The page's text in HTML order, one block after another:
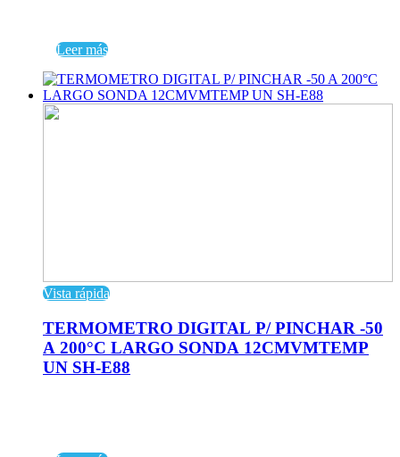
Leer más
Vista rápida
TERMOMETRO DIGITAL P/ PINCHAR -50
A 200°C LARGO SONDA 12CMVMTEMP
UN SH-E88